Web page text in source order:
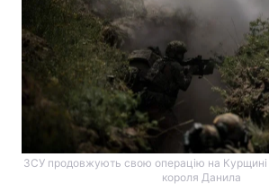
ЗСУ продовжують свою операцію на
короля Данила